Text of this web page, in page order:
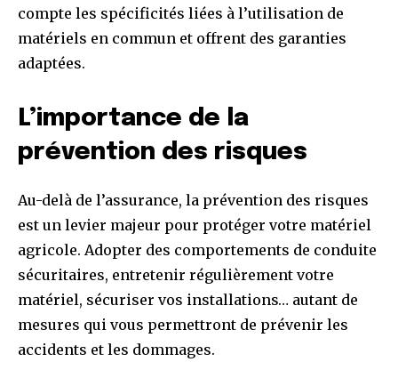
compte les spécificités liées à l’utilisation de
matériels en commun et offrent des garanties
adaptées.
L’importance de la
prévention des risques
Au-delà de l’assurance, la prévention des risques
est un levier majeur pour protéger votre matériel
agricole. Adopter des comportements de conduite
sécuritaires, entretenir régulièrement votre
matériel, sécuriser vos installations… autant de
mesures qui vous permettront de prévenir les
accidents et les dommages.